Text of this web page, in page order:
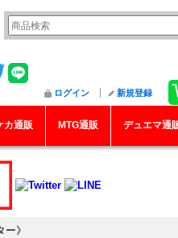
ログイン 新規登録
カ通販 MTG通販 デュエマ通
》